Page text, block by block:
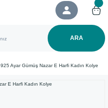
ARA
925 Ayar Gümüş Nazar E Harfi Kadın Kolye